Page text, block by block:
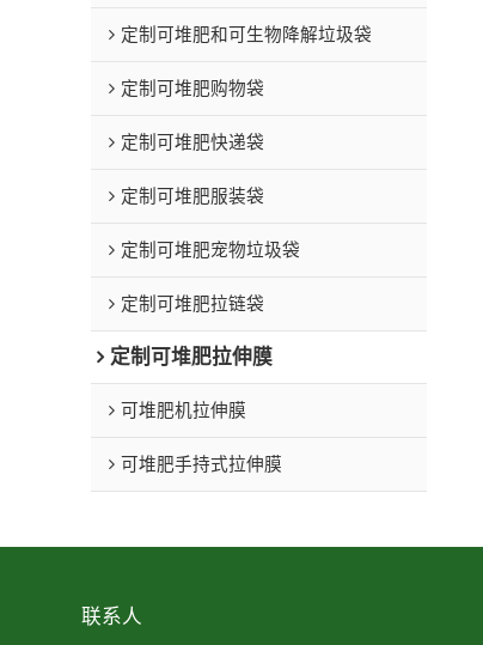
定制可堆肥和可生物降解垃圾袋
定制可堆肥购物袋
定制可堆肥快递袋
定制可堆肥服装袋
定制可堆肥宠物垃圾袋
定制可堆肥拉链袋
定制可堆肥拉伸膜
可堆肥机拉伸膜
可堆肥手持式拉伸膜
联系人